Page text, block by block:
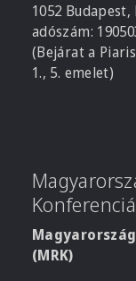
1052
adószám:
(Bejárat a
1., 5. emelet)
(MRK)